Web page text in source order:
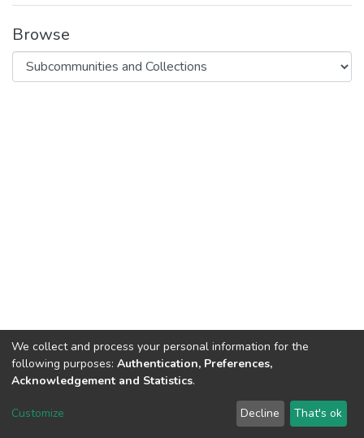
Browse
Dspace & Volodymyr Dahl East Ukrainian National University
LYRASIS
Send Feedback
We collect and process your personal information for the
following purposes: Authentication, Preferences,
Acknowledgement and Statistics.
Customize Decline That's ok